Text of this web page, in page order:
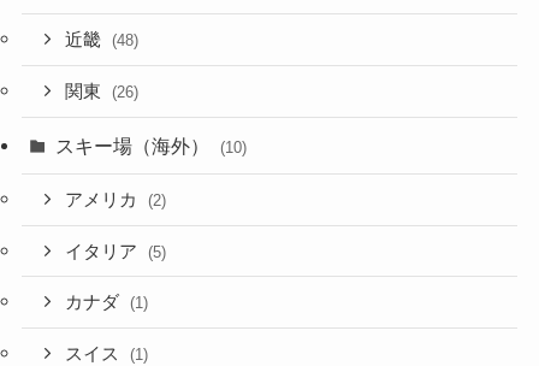
近畿 (48)
関東 (26)
スキー場（海外） (10)
アメリカ (2)
イタリア (5)
カナダ (1)
スイス (1)